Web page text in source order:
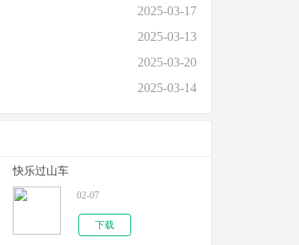
2025-03-17
2025-03-13
2025-03-20
2025-03-14
快乐过山车
02-07
下载